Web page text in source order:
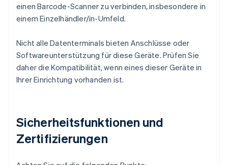
einen Barcode-Scanner zu verbinden, insbesondere in
einem Einzelhändler/in-Umfeld.
Nicht alle Datenterminals bieten Anschlüsse oder
Softwareunterstützung für diese Geräte. Prüfen Sie
daher die Kompatibilität, wenn eines dieser Geräte in
Ihrer Einrichtung vorhanden ist.
Sicherheitsfunktionen und
Zertifizierungen